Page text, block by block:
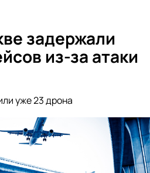
задержали
из-за атаки
уже 23 дрона